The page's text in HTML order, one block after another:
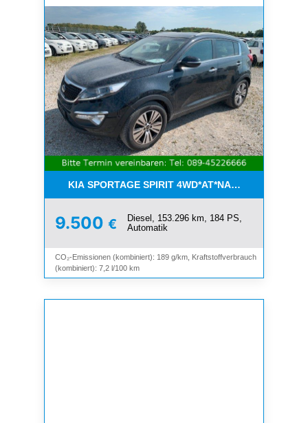
KIA SPORTAGE SPIRIT 4WD*AT*NAVI*8-
9.500 €
Diesel, 153.296 km, 184 PS,
Automatik
CO₂-Emissionen (kombiniert): 189 g/km, Kraftstoffverbrauch
(kombiniert): 7,2 l/100 km